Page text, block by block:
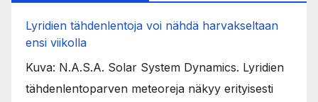
Lyridien tähdenlentoja voi nähdä harvakseltaan
ensi viikolla
Kuva: N.A.S.A. Solar System Dynamics. Lyridien
tähdenlentoparven meteoreja näkyy erityisesti